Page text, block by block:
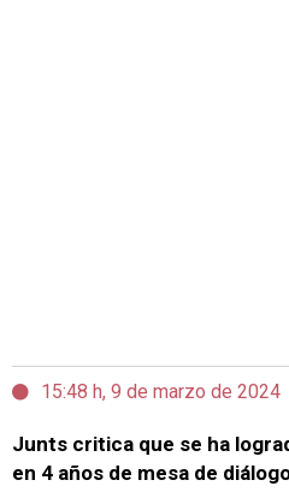
15:48 h, 9 de marzo de 2024
Junts critica que se ha
en 4 años de mesa de